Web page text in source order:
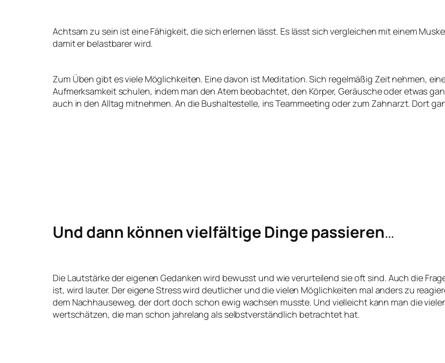
Achtsam zu sein ist eine Fähigkeit, die sich erlernen lässt. Es lässt sich vergleichen mit einem
damit er belastbarer wird.
Zum Üben gibt es viele Möglichkeiten. Eine davon ist Meditation. Sich regelmäßig Zeit nehmen,
Aufmerksamkeit schulen, indem man den Atem beobachtet, den Körper, Geräusche oder etwas
auch in den Alltag mitnehmen. An die Bushaltestelle, ins Teammeeting oder zum Zahnarzt. Dort
Und dann können vielfältige Dinge passieren…
Die Lautstärke der eigenen Gedanken wird bewusst und wie verurteilend sie oft sind. Auch die
ist, wird lauter. Der eigene Stress wird deutlicher und die vielen Möglichkeiten mal anders zu
dem Nachhauseweg, der dort doch schon ewig wachsen musste. Und vielleicht kann man die
wertschätzen, die man schon jahrelang als selbstverständlich betrachtet hat.